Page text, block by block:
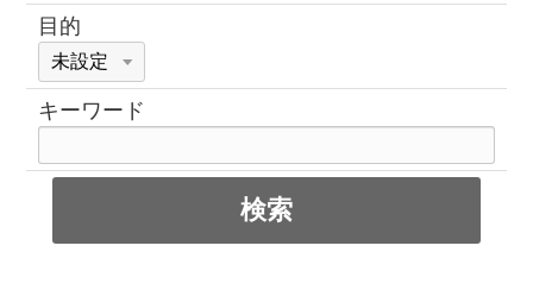
目的
キーワード